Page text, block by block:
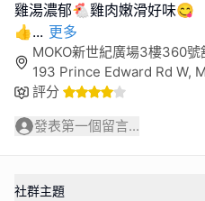
雞湯濃郁🐔雞肉嫩滑好味😋
👍... 更多
MOKO新世紀廣場3樓360
193 Prince Edward Rd W,
評分
發表第一個留言...
社群主題